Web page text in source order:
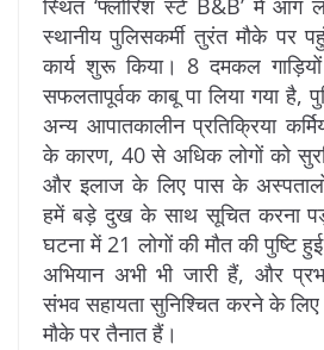
स्थित ‘फ्लोरिश स्टे B&B’ में आग
स्थानीय पुलिसकर्मी तुरंत मौके पर
कार्य शुरू किया। 8 दमकल
सफलतापूर्वक काबू पा लिया गया
अन्य आपातकालीन प्रतिक्रिया
के कारण, 40 से अधिक लोगों को
और इलाज के लिए पास के अस्पतालों
हमें बड़े दुख के साथ सूचित करना
घटना में 21 लोगों की मौत की पुष्टि
अभियान अभी भी जारी हैं, और
संभव सहायता सुनिश्चित करने के लिए
मौके पर तैनात हैं।